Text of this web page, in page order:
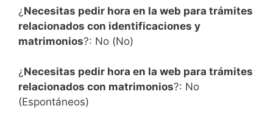
¿ Necesitas pedir hora en la web para trámites
relacionados con identificaciones y
matrimonios?: No (No)
¿ Necesitas pedir hora en la web para trámites
relacionados con matrimonios?: No
(Espontáneos)